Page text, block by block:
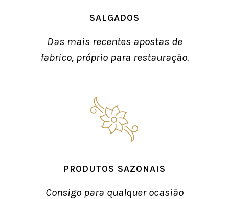
SALGADOS
Das mais recentes apostas de
fabrico, próprio para restauração.
PRODUTOS SAZONAIS
Consigo para qualquer ocasião